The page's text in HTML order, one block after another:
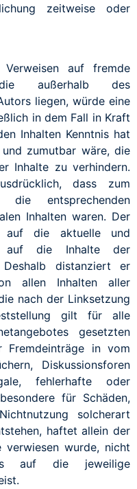
zeitweise oder
auf fremde
die außerhalb des
liegen, würde eine
in dem Fall in Kraft
Inhalten Kenntnis hat
zumutbar wäre, die
Inhalte zu verhindern.
dass zum
entsprechenden
Inhalten waren. Der
auf die aktuelle und
auf die Inhalte der
Deshalb distanziert er
allen Inhalten aller
nach der Linksetzung
gilt für alle
gesetzten
Fremdeinträge in vom
Diskussionsforen
fehlerhafte oder
für Schäden,
solcherart
haftet allein der
wurde, nicht
auf die jeweilige